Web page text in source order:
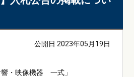
公開日 2023年05月19日
響・映像機器 一式」